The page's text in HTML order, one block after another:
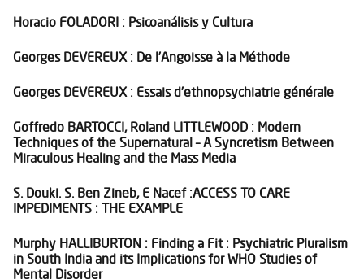
Horacio FOLADORI : Psicoanálisis y Cultura
Georges DEVEREUX : De l’Angoisse à la Méthode
Georges DEVEREUX : Essais d’ethnopsychiatrie générale
Goffredo BARTOCCI, Roland LITTLEWOOD : Modern
Techniques of the Supernatural – A Syncretism Between
Miraculous Healing and the Mass Media
S. Douki. S. Ben Zineb, E Nacef :ACCESS TO CARE
IMPEDIMENTS : THE EXAMPLE
Murphy HALLIBURTON : Finding a Fit : Psychiatric Pluralism
in South India and its Implications for WHO Studies of
Mental Disorder